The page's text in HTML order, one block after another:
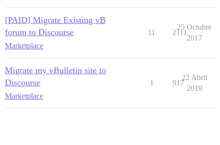
[PAID] Migrate Existing vB
forum to Discourse
Marketplace
11 2111
25 Octubre
2017
Migrate my vBulletin site to
Discourse
Marketplace
1 917
22 Abril
2019